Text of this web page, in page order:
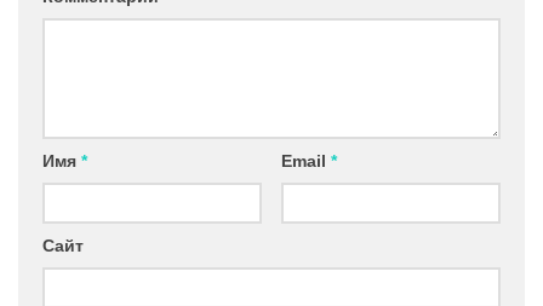
Имя * Email *
Сайт